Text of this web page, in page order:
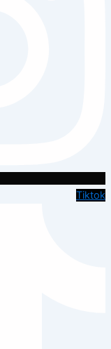
Tiktok